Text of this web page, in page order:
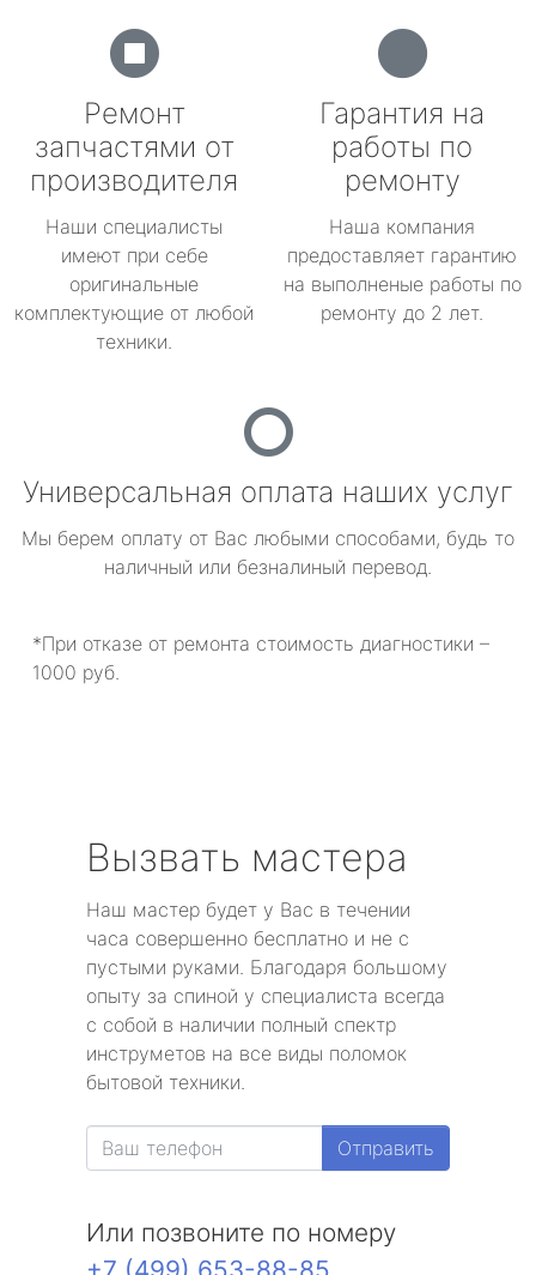
Ремонт
запчастями от
производителя
Наши специалисты
имеют при себе
оригинальные
комплектующие от любой
техники.
Гарантия на
работы по
ремонту
Наша компания
предоставляет гарантию
на выполненые работы по
ремонту до 2 лет.
Универсальная оплата наших услуг
Мы берем оплату от Вас любыми способами, будь то
наличный или безналиный перевод.
*При отказе от ремонта стоимость диагностики –
1000 руб.
Вызвать мастера
Наш мастер будет у Вас в течении
часа совершенно бесплатно и не с
пустыми руками. Благодаря большому
опыту за спиной у специалиста всегда
с собой в наличии полный спектр
инструметов на все виды поломок
бытовой техники.
Отправить
Или позвоните по номеру